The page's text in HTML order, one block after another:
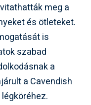
meg a
és ötleteket.
is
szabad
a
a Cavendish